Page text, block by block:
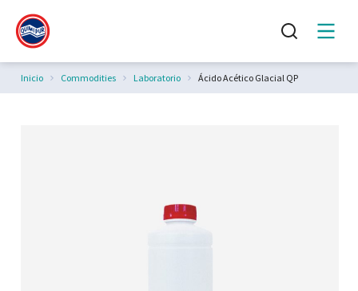
Estás aquí:
Inicio Commodities Laboratorio Ácido Acético Glacial QP